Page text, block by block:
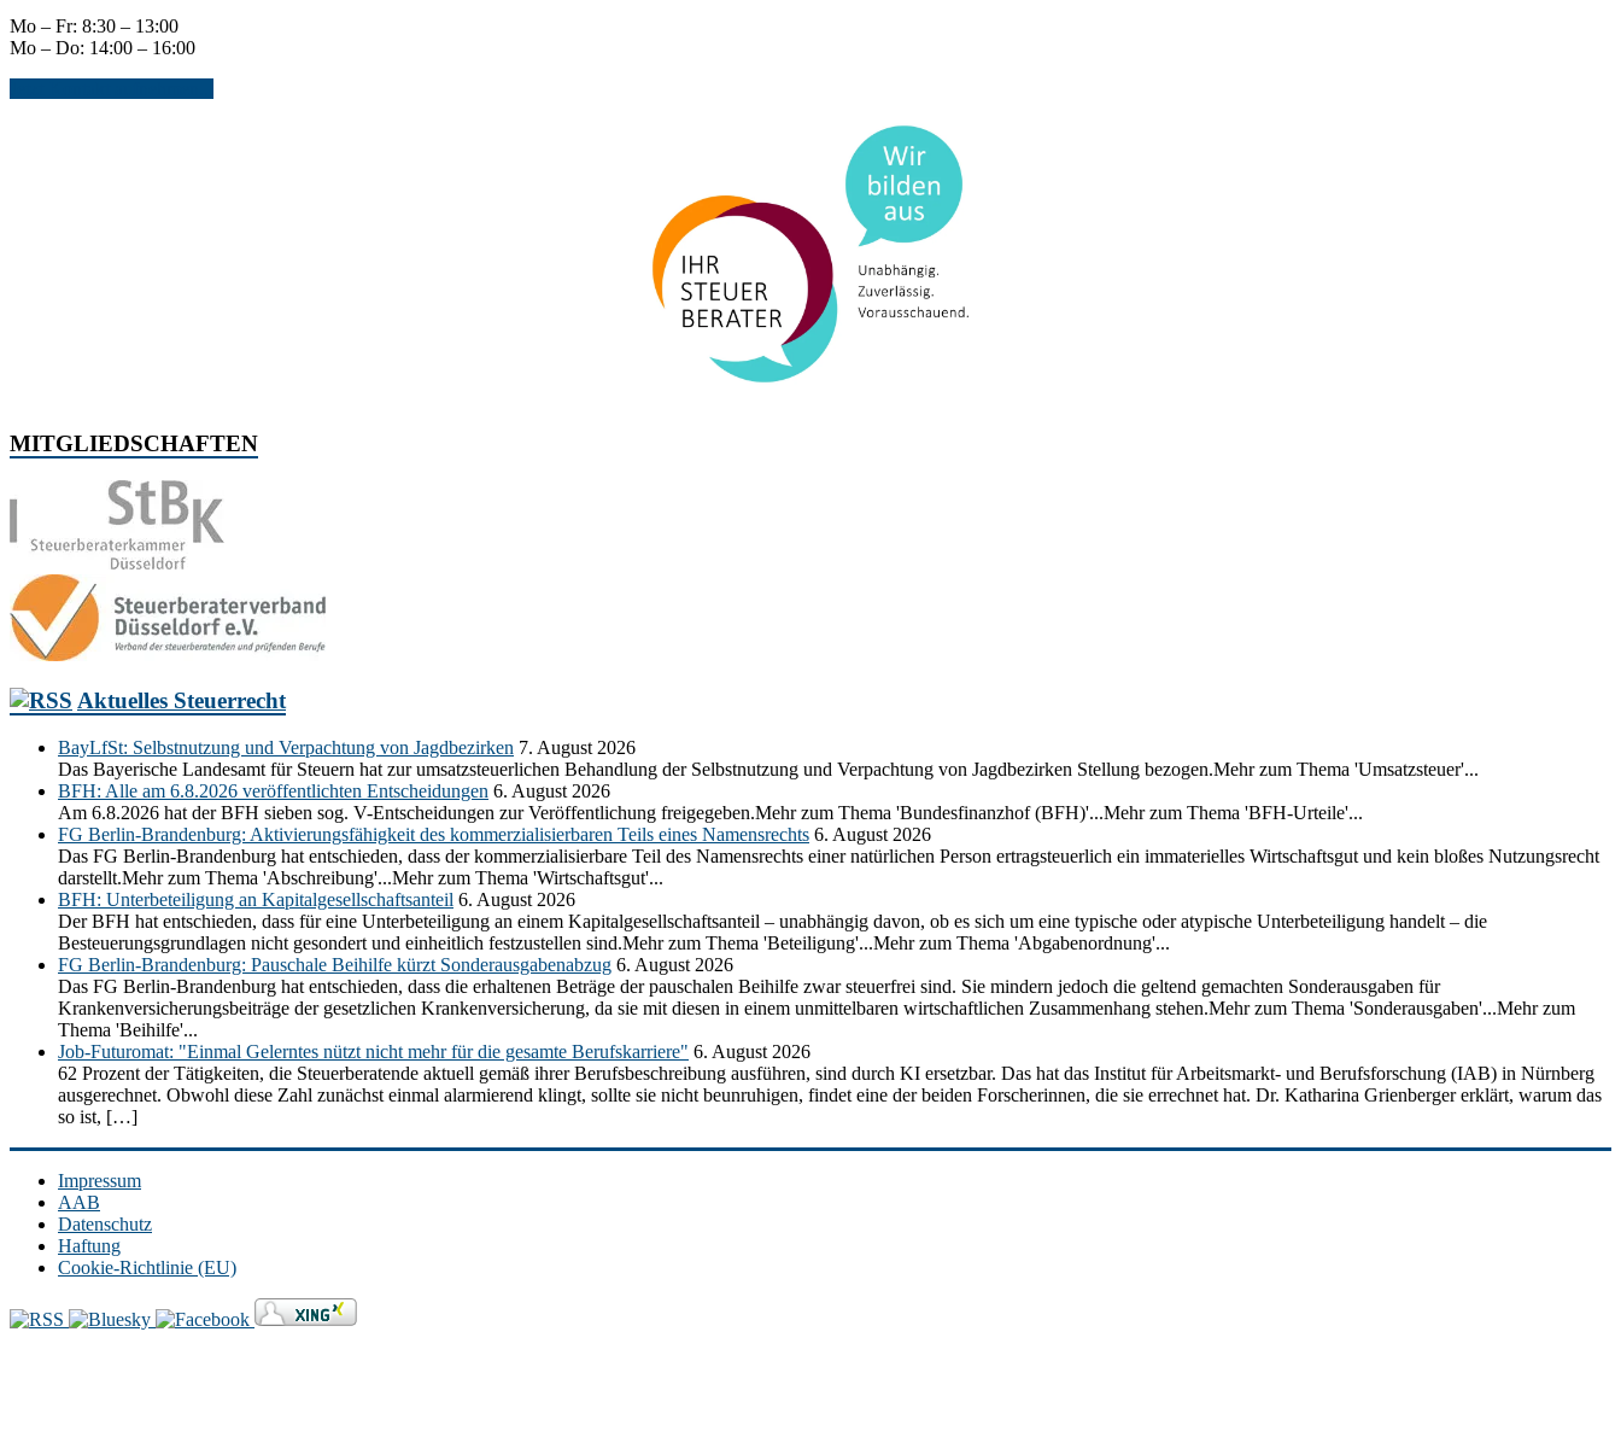
Mo – Fr: 8:30 – 13:00
Mo – Do: 14:00 – 16:00
MITGLIEDSCHAFTEN
Aktuelles Steuerrecht
BayLfSt: Selbstnutzung und Verpachtung von Jagdbezirken 7. August 2026
Das Bayerische Landesamt für Steuern hat zur umsatzsteuerlichen Behandlung der Selbstnutzung und Verpachtung von Jagdbezirken Stellung bezogen.Mehr zum Thema 'Umsatzsteuer'...
BFH: Alle am 6.8.2026 veröffentlichten Entscheidungen 6. August 2026
Am 6.8.2026 hat der BFH sieben sog. V-Entscheidungen zur Veröffentlichung freigegeben.Mehr zum Thema 'Bundesfinanzhof (BFH)'...Mehr zum Thema 'BFH-Urteile'...
FG Berlin-Brandenburg: Aktivierungsfähigkeit des kommerzialisierbaren Teils eines Namensrechts 6. August 2026
Das FG Berlin-Brandenburg hat entschieden, dass der kommerzialisierbare Teil des Namensrechts einer natürlichen Person ertragsteuerlich ein immaterielles Wirtschaftsgut und kein bloßes Nutzungsrecht
darstellt.Mehr zum Thema 'Abschreibung'...Mehr zum Thema 'Wirtschaftsgut'...
BFH: Unterbeteiligung an Kapitalgesellschaftsanteil 6. August 2026
Der BFH hat entschieden, dass für eine Unterbeteiligung an einem Kapitalgesellschaftsanteil – unabhängig davon, ob es sich um eine typische oder atypische Unterbeteiligung handelt – die
Besteuerungsgrundlagen nicht gesondert und einheitlich festzustellen sind.Mehr zum Thema 'Beteiligung'...Mehr zum Thema 'Abgabenordnung'...
FG Berlin-Brandenburg: Pauschale Beihilfe kürzt Sonderausgabenabzug 6. August 2026
Das FG Berlin-Brandenburg hat entschieden, dass die erhaltenen Beträge der pauschalen Beihilfe zwar steuerfrei sind. Sie mindern jedoch die geltend gemachten Sonderausgaben für
Krankenversicherungsbeiträge der gesetzlichen Krankenversicherung, da sie mit diesen in einem unmittelbaren wirtschaftlichen Zusammenhang stehen.Mehr zum Thema 'Sonderausgaben'...Mehr zum
Thema 'Beihilfe'...
Job-Futuromat: "Einmal Gelerntes nützt nicht mehr für die gesamte Berufskarriere" 6. August 2026
62 Prozent der Tätigkeiten, die Steuerberatende aktuell gemäß ihrer Berufsbeschreibung ausführen, sind durch KI ersetzbar. Das hat das Institut für Arbeitsmarkt- und Berufsforschung (IAB) in Nürnberg
ausgerechnet. Obwohl diese Zahl zunächst einmal alarmierend klingt, sollte sie nicht beunruhigen, findet eine der beiden Forscherinnen, die sie errechnet hat. Dr. Katharina Grienberger erklärt, warum das
so ist, […]
Impressum
AAB
Datenschutz
Haftung
Cookie-Richtlinie (EU)